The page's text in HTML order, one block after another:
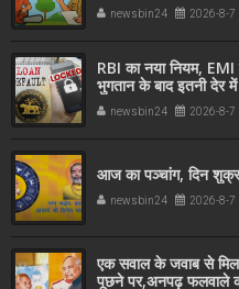
newsbin24 2026-8-7
RBI का नया नियम,
भुगतान के बाद इतनी देर
newsbin24 2026-8-7
आज का पञ्चांग, दिन
newsbin24 2026-8-7
एक सवाल के जवाब से
पूछने पर,अनपढ़ फलवाले